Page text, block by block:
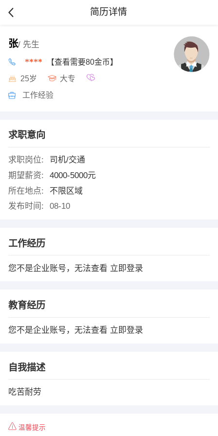
简历详情
张/ 先生
**** 【查看需要80金币】
25岁 大专
工作经验
求职意向
求职岗位:
司机/交通
期望薪资:
4000-5000元
所在地点:
不限区域
发布时间:
08-10
工作经历
您不是企业账号，无法查看 立即登录
教育经历
您不是企业账号，无法查看 立即登录
自我描述
吃苦耐劳
温馨提示